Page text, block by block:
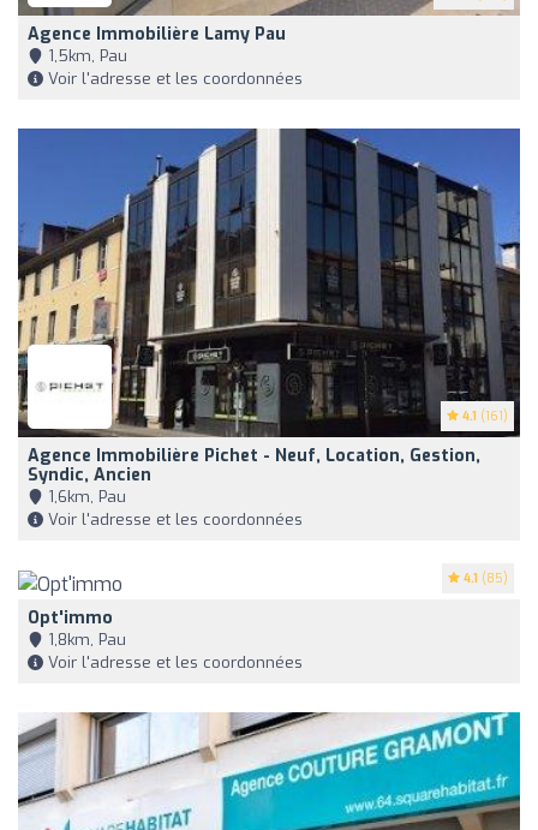
Agence Immobilière Lamy Pau
1,5km, Pau
Voir l'adresse et les coordonnées
4.1 (161)
Agence Immobilière Pichet - Neuf, Location, Gestion,
Syndic, Ancien
1,6km, Pau
Voir l'adresse et les coordonnées
4.1 (85)
Opt'immo
1,8km, Pau
Voir l'adresse et les coordonnées